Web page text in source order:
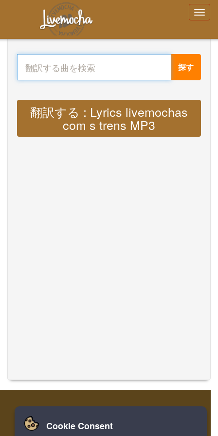
探す
翻訳する : Lyrics livemochas
com s trens MP3
家 ログイン 登録
Cookie Consent